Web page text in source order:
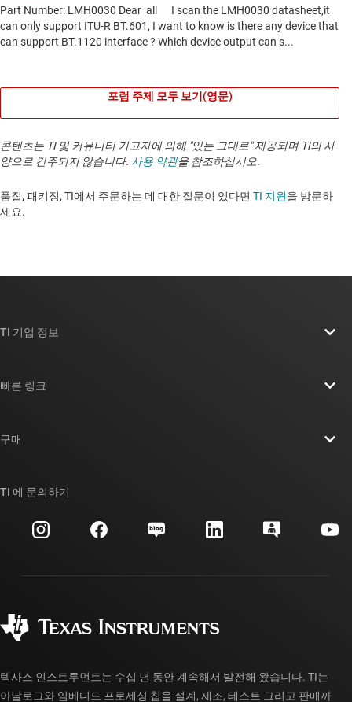
포럼 주제 모두 보기(영문)
콘텐츠는 TI 및 커뮤니티 기고자에 의해 "있는 그대로" 제공되며 TI의 사
양으로 간주되지 않습니다. 사용 약관을 참조하십시오.
품질, 패키징, TI에서 주문하는 데 대한 질문이 있다면 TI 지원을 방문하
세요. ​​​​​​​​​​​​​​
TI 기업 정보
투자 관계
제조
빠른 링크
대체품 검색
고객 지원 센터
myTI 계정 FAQ
구매
주문 FAQ
TI 에 문의하기
텍사스 인스트루먼트는 수십 년 동안 계속해서 발전해 왔습니다. TI는
아날로그와 임베디드 프로세싱 칩을 설계, 제조, 테스트 그리고 판매까